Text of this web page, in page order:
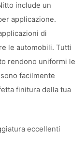
include un
applicazione.
di
le automobili. Tutti
rendono uniformi le
facilmente
finitura della tua
eccellenti